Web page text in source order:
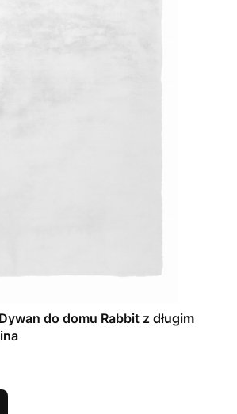
do domu Rabbit z długim